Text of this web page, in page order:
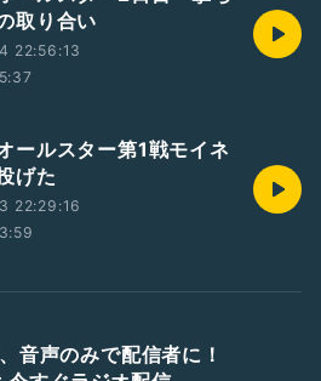
取り合い
22:56:13
ールスター第1戦モイネ
げた
22:29:16
音声のみで配信者に！